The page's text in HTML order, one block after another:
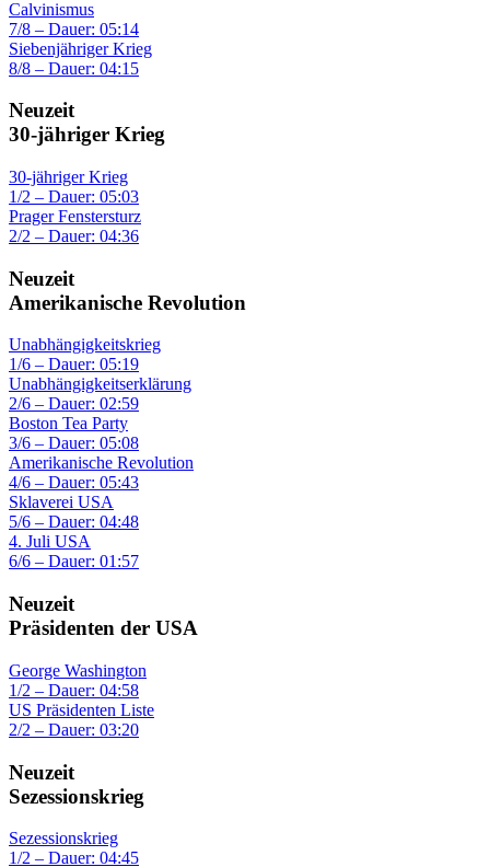
Calvinismus
7/8 – Dauer: 05:14
Siebenjähriger Krieg
8/8 – Dauer: 04:15
Neuzeit
30-jähriger Krieg
30-jähriger Krieg
1/2 – Dauer: 05:03
Prager Fenstersturz
2/2 – Dauer: 04:36
Neuzeit
Amerikanische Revolution
Unabhängigkeitskrieg
1/6 – Dauer: 05:19
Unabhängigkeitserklärung
2/6 – Dauer: 02:59
Boston Tea Party
3/6 – Dauer: 05:08
Amerikanische Revolution
4/6 – Dauer: 05:43
Sklaverei USA
5/6 – Dauer: 04:48
4. Juli USA
6/6 – Dauer: 01:57
Neuzeit
Präsidenten der USA
George Washington
1/2 – Dauer: 04:58
US Präsidenten Liste
2/2 – Dauer: 03:20
Neuzeit
Sezessionskrieg
Sezessionskrieg
1/2 – Dauer: 04:45